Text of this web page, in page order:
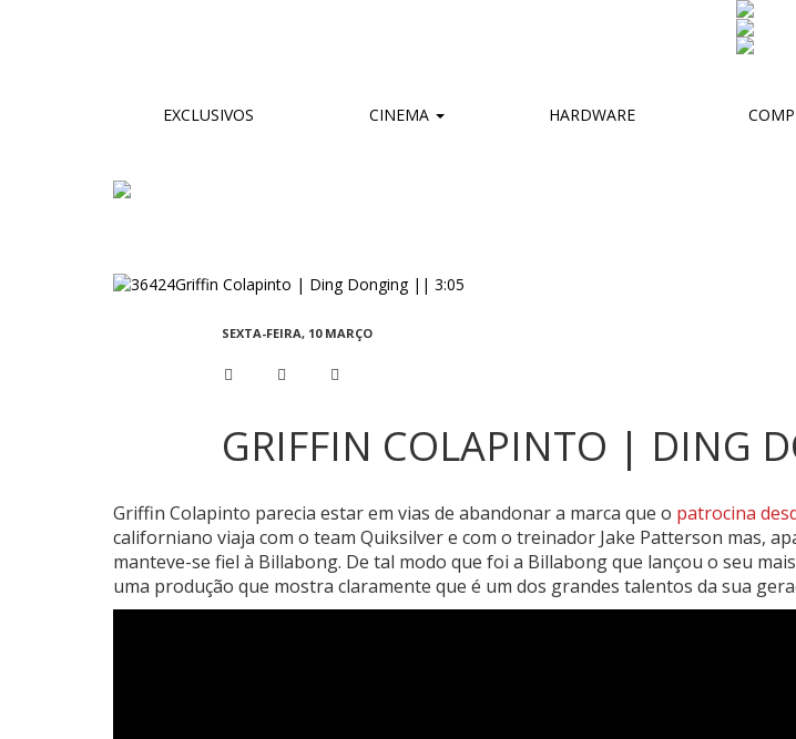
EXCLUSIVOS CINEMA HARDWARE
SEXTA-FEIRA, 10 MARÇO
GRIFFIN COLAPINTO | DING
Griffin Colapinto parecia estar em vias de abandonar a marca que o patrocina
californiano viaja com o team Quiksilver e com o treinador Jake Patterson mas,
manteve-se fiel à Billabong. De tal modo que foi a Billabong que lançou o seu
uma produção que mostra claramente que é um dos grandes talentos da sua